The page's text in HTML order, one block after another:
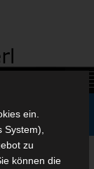
ein.
zu
können die